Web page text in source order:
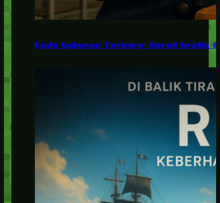
Kode Gakuran Terbaru: Reroll Gratis